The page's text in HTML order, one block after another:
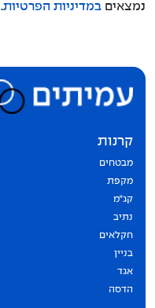
נמצאים במדיניות הפרטיות.
קרנות
מבטחים
מקפת
קג״מ
נתיב
חקלאים
בניין
אגד
הדסה